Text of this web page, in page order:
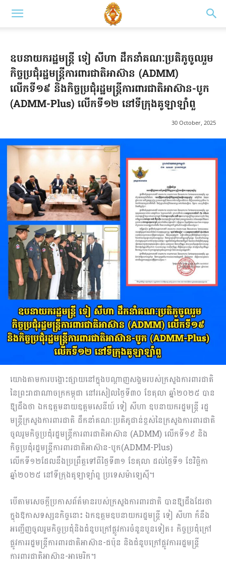
ឧបនាយករដ្ឋមន្រ្តី ទៀ សីហា ដឹកនាំគណៈប្រតិភូចូលរួម
កិច្ចប្រជុំរដ្ឋមន្ត្រីការពារជាតិអាស៊ាន (ADMM)
លើកទី១៩ និងកិច្ចប្រជុំរដ្ឋមន្ត្រីការពារជាតិអាស៊ាន-បូក
(ADMM-Plus) លើកទី១២ នៅទីក្រុងគូឡាឡាំពួ
30 October, 2025
យោងតាមការបង្ហោះផ្សាយនៅក្នុងបណ្តាញសង្គមរបស់ក្រសួងការពារជាតិ
នៃព្រះរាជាណាចក្រកម្ពុជា នៅរសៀលថ្ងៃទី៣០ ខែតុលា ឆ្នាំ២០២៥ បាន
ឱ្យដឹងថា ឯកឧត្តមនាយឧត្តមសេនីយ៍ ទៀ សីហា ឧបនាយករដ្ឋមន្ត្រី រដ្ឋ
មន្ត្រីក្រសួងការពារជាតិ ដឹកនាំគណៈប្រតិភូជាន់ខ្ពស់នៃក្រសួងការពារជាតិ
ចូលរួមកិច្ចប្រជុំរដ្ឋមន្ត្រីការពារជាតិអាស៊ាន (ADMM) លើកទី១៩ និង
កិច្ចប្រជុំរដ្ឋមន្ត្រីការពារជាតិអាស៊ាន-បូក(ADMM-Plus)
លើកទី១២ដែលនឹងប្រព្រឹត្តទៅពីថ្ងៃទី៣១ ខែតុលា ដល់ថ្ងៃទី១ ខែវិច្ឆិកា
ឆ្នាំ២០២៥ នៅទីក្រុងគូឡាឡាំពួ ប្រទេសម៉ាឡេស៊ី។
បើតាមសេចក្តីប្រកាសព័ត៌មានរបស់ក្រសួងការពារជាតិ បានឱ្យដឹងដែរថា
ក្នុងឱកាសទស្សនកិច្ចនោះ ឯកឧត្តមឧបនាយករដ្ឋមន្រ្តី ទៀ សីហា ក៏នឹង
អញ្ជើញចូលរួមកិច្ចប្រជុំនិងជំនួបក្រៅផ្លូវការចំនួនបួនទៀត៖ កិច្ចប្រជុំក្រៅ
ផ្លូវការរដ្ឋមន្រ្តីការពារជាតិអាស៊ាន-ជប៉ុន និងជំនួបក្រៅផ្លូវការរដ្ឋមន្រ្តី
ការពារជាតិអាស៊ាន-អាមេរិក។